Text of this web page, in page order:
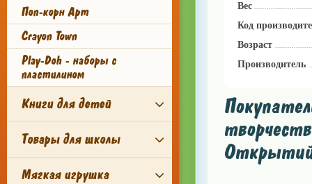
Поп-корн Арт
Crayon Town
Play-Doh - наборы с
пластилином
Книги для детей
Товары для школы
Мягкая игрушка
Вес
Код
Возраст
Производитель